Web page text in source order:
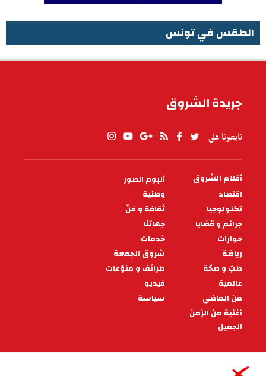
الطقس في تونس
جريدة الشروق
تابعونا على
PIED
DE
PAGE
أقلام الشروق
ألبوم الصور
اقتصاد
وطنية
تكنولوجيا
ثقافة و فنّ
جرائم و قضايا
جهاتنا
حوارات
خدمات
رياضة
شروق الجمعة
طبّ و صحّة
طرائف و منوّعات
عالمية
فيديو
من الماضي
سياسة
أغنية من الزمن
الجميل